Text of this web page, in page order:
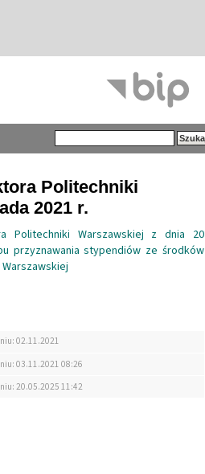
Politechniki
2021 r.
Politechniki Warszawskiej z dnia 20
przyznawania stypendiów ze środków
02.11.2021
03.11.2021 08:26
20.05.2025 11:42